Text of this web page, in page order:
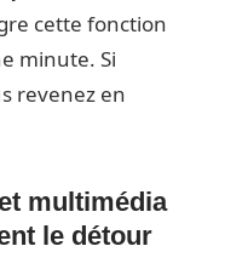
cette fonction
minute. Si
revenez en
multimédia
le détour